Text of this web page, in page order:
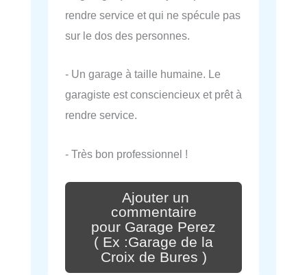
rendre service et qui ne spécule pas
sur le dos des personnes.
- Un garage à taille humaine. Le
garagiste est consciencieux et prêt à
rendre service.
- Très bon professionnel !
Ajouter un
commentaire
pour Garage Perez
( Ex :Garage de la
Croix de Bures )